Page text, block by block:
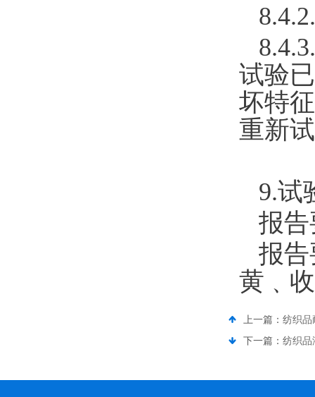
试验
坏特
重新
9.试
报
报
黄﹑
上一篇： 纺织品
下一篇： 纺织品